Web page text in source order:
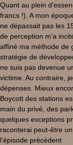
Quant au plein
francs !). A mon
ne dépassait pas les
de perception m’a
affiné ma méthode de
stratégie de
ne suis pas devenue
victime. Au contraire,
dépenses. Mieux
Boycott des stations
main du privé, des
quelques exceptions
raconterai peut-être
l’épisode précédent